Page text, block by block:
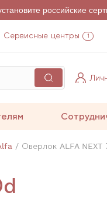
российские
Сервисные центры 1
Оверлок ALFA NEXT